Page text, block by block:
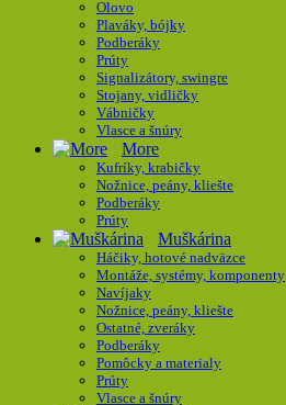
Olovo
Plaváky, bójky
Podberáky
Prúty
Signalizátory, swingre
Stojany, vidličky
Vábničky
Vlasce a šnúry
More
Kufríky, krabičky
Nožnice, peány, kliešte
Podberáky
Prúty
Muškárina
Háčiky, hotové nadväzce
Montáže, systémy, komponenty
Navíjaky
Nožnice, peány, kliešte
Ostatné, zveráky
Podberáky
Pomôcky a materialy
Prúty
Vlasce a šnúry